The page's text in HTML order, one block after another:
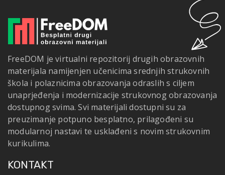
FreeDOM je virtualni repozitorij drugih obrazovnih
materijala namijenjen učenicima srednjih strukovnih
škola i polaznicima obrazovanja odraslih s ciljem
unaprjeđenja i modernizacije strukovnog obrazovanja
dostupnog svima. Svi materijali dostupni su za
preuzimanje potpuno besplatno, prilagođeni su
modularnoj nastavi te usklađeni s novim strukovnim
kurikulima.
KONTAKT